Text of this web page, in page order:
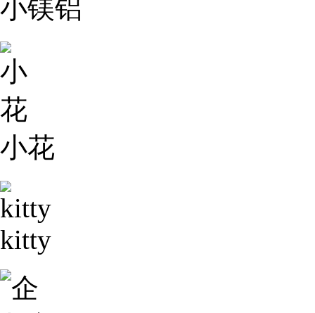
小镁铝
小花
kitty